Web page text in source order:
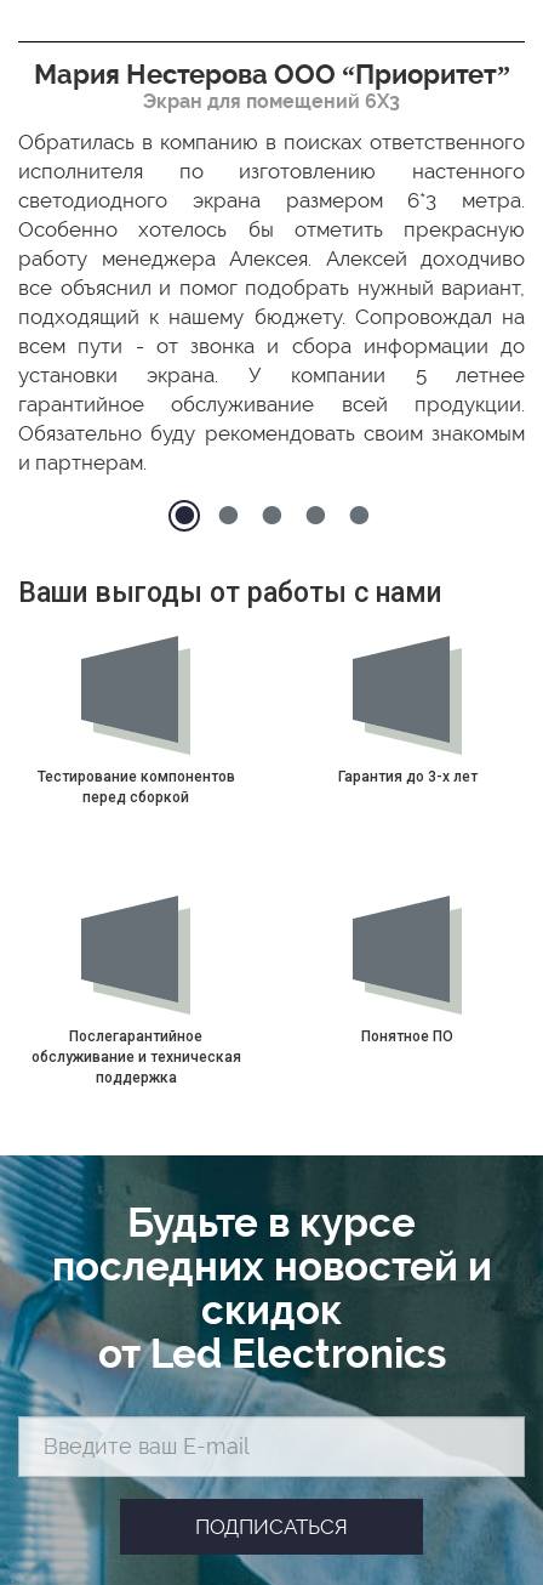
Мария Нестерова ООО “Приоритет”
Экран для помещений 6Х3
Обратилась в компанию в поисках ответственного
исполнителя по изготовлению настенного
светодиодного экрана размером 6*3 метра.
Особенно хотелось бы отметить прекрасную
работу менеджера Алексея. Алексей доходчиво
все объяснил и помог подобрать нужный вариант,
подходящий к нашему бюджету. Сопровождал на
всем пути - от звонка и сбора информации до
установки экрана. У компании 5 летнее
гарантийное обслуживание всей продукции.
Обязательно буду рекомендовать своим знакомым
и партнерам.
Ваши выгоды от работы с нами
Тестирование компонентов
перед сборкой
Гарантия до 3-х лет
Послегарантийное
обслуживание и техническая
поддержка
Понятное ПО
Будьте в курсе
последних новостей и
скидок
от Led Electronics